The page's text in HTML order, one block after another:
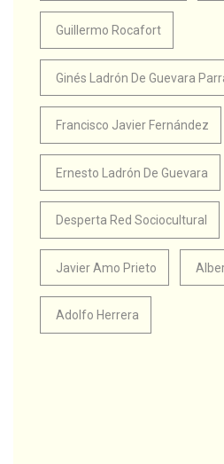
Guillermo Rocafort
Ginés Ladrón De Guevara
Francisco Javier Fernández
Ernesto Ladrón De Guevara
Desperta Red Sociocultural
Javier Amo Prieto
Adolfo Herrera